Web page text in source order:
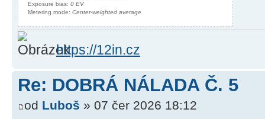
Exposure bias: 0 EV
Metering mode: Center-weighted average
https://12in.cz
Re: DOBRÁ NÁLADA Č. 5
od Luboš » 07 čer 2026 18:12